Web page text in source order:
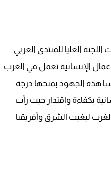
العليا للمنتدى العربي
الإنسانية تعمل في الغرب
هذه الجهود بمنحها درجة
بكفاءة واقتدار حيث رأت
ليغيث الشرق وأفريقيا